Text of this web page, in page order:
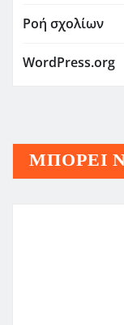
Ροή σχολίων
WordPress.org
ΜΠΟΡΕΙ